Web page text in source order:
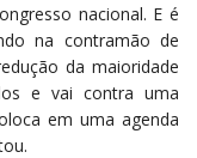
nacional. E é
na contramão de
da maioridade
e vai contra uma
em uma agenda